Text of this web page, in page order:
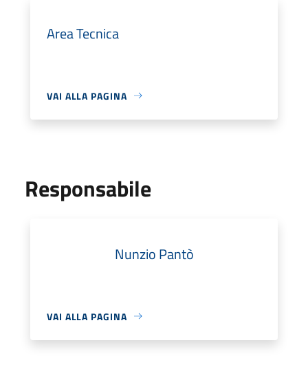
Area Tecnica
VAI ALLA PAGINA
Responsabile
Nunzio Pantò
VAI ALLA PAGINA